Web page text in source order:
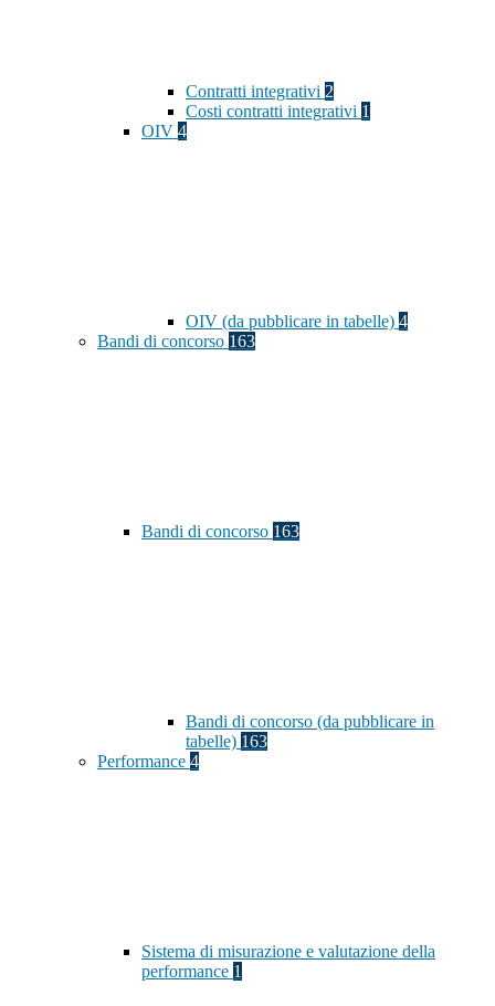
Contratti integrativi 2
Costi contratti integrativi 1
OIV 4
OIV (da pubblicare in tabelle) 4
Bandi di concorso 163
Bandi di concorso 163
Bandi di concorso (da pubblicare in
tabelle) 163
Performance 4
Sistema di misurazione e valutazione della
performance 1